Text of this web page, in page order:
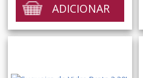
ADICIONAR